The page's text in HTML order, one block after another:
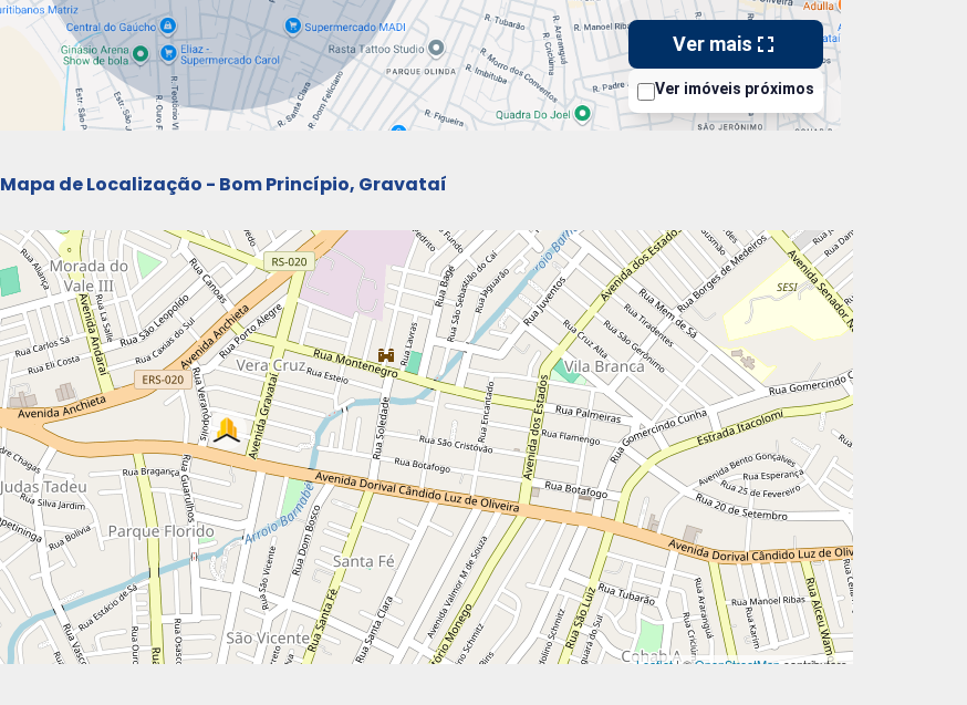
Mapa de Localização - Bom Princípio, Gravataí